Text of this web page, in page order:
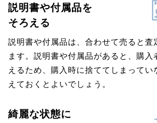
説明書や付属品を
そろえる
説明書や付属品は、合わせて売ると査
ます。説明書や付属品があると、購入
えるため、購入時に捨ててしまってい
えておくとよいでしょう。
綺麗な状態に